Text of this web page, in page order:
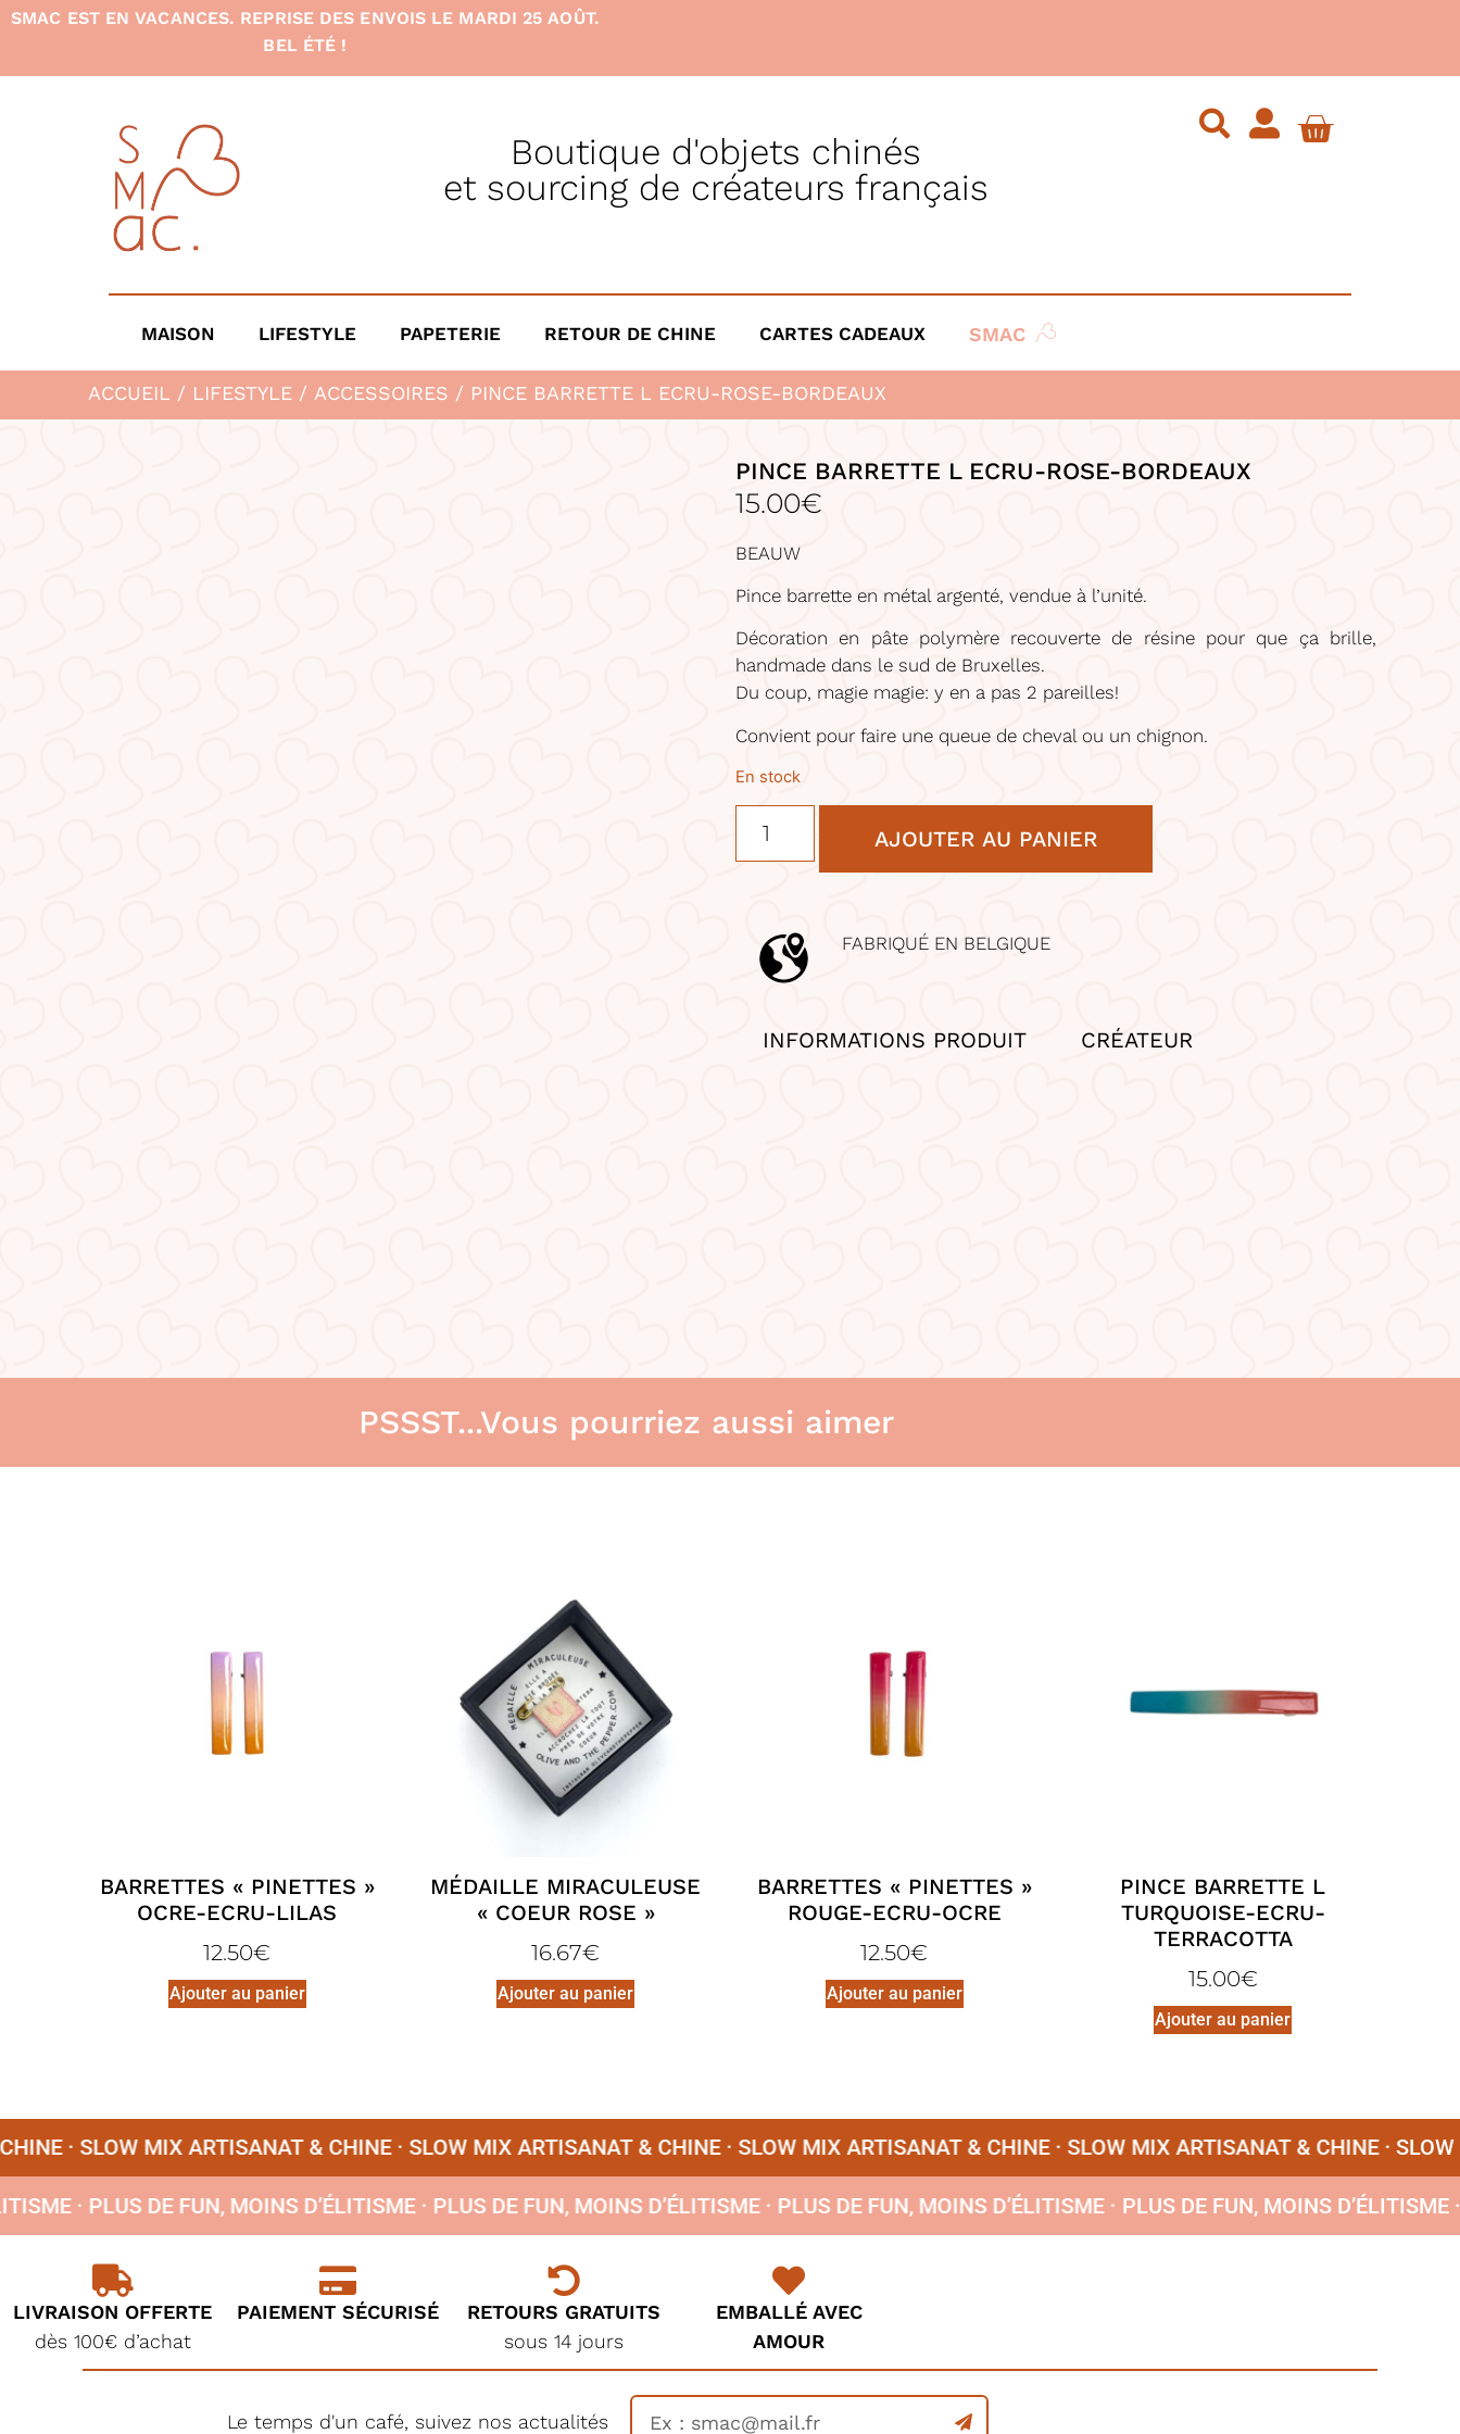
SMAC EST EN VACANCES. REPRISE DES ENVOIS LE MARDI 25 AOÛT.
BEL ÉTÉ !
Boutique d'objets chinés
et sourcing de créateurs français
MAISON LIFESTYLE PAPETERIE RETOUR DE CHINE CARTES CADEAUX SMAC
ACCUEIL / LIFESTYLE/ ACCESSOIRES / PINCE BARRETTE L ECRU-ROSE-BORDEAUX
PINCE BARRETTE L ECRU-ROSE-BORDEAUX
15.00€
BEAUW
Pince barrette en métal argenté, vendue à l’unité.
Décoration en pâte polymère recouverte de résine pour que ça brille,
handmade dans le sud de Bruxelles.
Du coup, magie magie: y en a pas 2 pareilles!
Convient pour faire une queue de cheval ou un chignon.
En stock
AJOUTER AU PANIER
FABRIQUÉ EN BELGIQUE
INFORMATIONS PRODUIT CRÉATEUR
PSSST...Vous pourriez aussi aimer
BARRETTES « PINETTES »
OCRE-ECRU-LILAS
12.50€
Ajouter au panier
MÉDAILLE MIRACULEUSE
« COEUR ROSE »
16.67€
Ajouter au panier
BARRETTES « PINETTES »
ROUGE-ECRU-OCRE
12.50€
Ajouter au panier
PINCE BARRETTE L
TURQUOISE-ECRU-
TERRACOTTA
15.00€
Ajouter au panier
·SLOW MIX ARTISANAT & CHINE ·SLOW MIX ARTISANAT & CHINE ·SLOW MIX ARTISANAT & CHINE ·SLOW MIX ARTISANAT & CHINE ·SLOW
·PLUS DE FUN, MOINS D’ÉLITISME ·PLUS DE FUN, MOINS D’ÉLITISME ·PLUS DE FUN, MOINS D’ÉLITISME ·PLUS DE FUN, MOINS
LIVRAISON OFFERTE
dès 100€ d’achat
PAIEMENT SÉCURISÉ
RETOURS GRATUITS
sous 14 jours
EMBALLÉ AVEC
AMOUR
Le temps d'un café, suivez nos actualités